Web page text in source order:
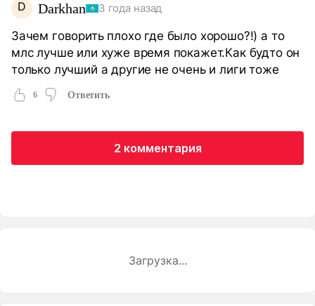
D Darkhan 3 года назад
Зачем говорить плохо где было хорошо?!) а то
млс лучше или хуже время покажет.Как будто он
только лучший а другие не очень и лиги тоже
6 Ответить
2 комментария
Загрузка...